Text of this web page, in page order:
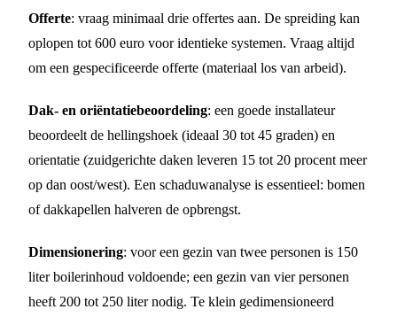
Offerte: vraag minimaal drie offertes aan. De spreiding kan
oplopen tot 600 euro voor identieke systemen. Vraag altijd
om een gespecificeerde offerte (materiaal los van arbeid).
Dak- en oriëntatiebeoordeling: een goede installateur
beoordeelt de hellingshoek (ideaal 30 tot 45 graden) en
orientatie (zuidgerichte daken leveren 15 tot 20 procent meer
op dan oost/west). Een schaduwanalyse is essentieel: bomen
of dakkapellen halveren de opbrengst.
Dimensionering: voor een gezin van twee personen is 150
liter boilerinhoud voldoende; een gezin van vier personen
heeft 200 tot 250 liter nodig. Te klein gedimensioneerd